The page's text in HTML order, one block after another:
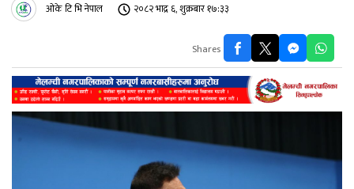
ओके टि भि नेपाल २०८२ भाद्र ६, शुक्रबार १७:३३
Shares